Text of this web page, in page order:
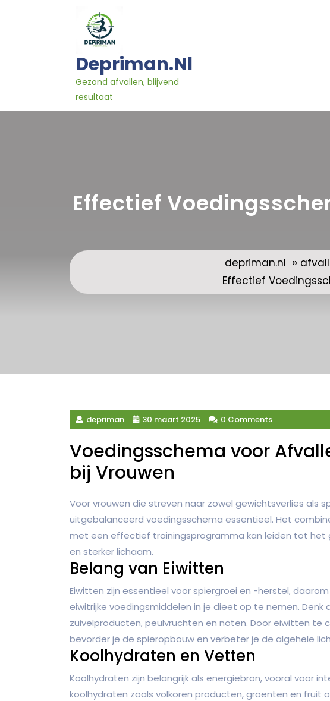
Depriman.nl
Gezond afvallen, blijvend
resultaat
Effectief
depriman.nl »
Effectief
depriman 30 maart 2025 0 Comments
Voedingsschema voor
bij Vrouwen
Voor vrouwen die streven naar zowel gewichtsverlies als
uitgebalanceerd voedingsschema essentieel. Het
met een effectief trainingsprogramma kan leiden tot het
en sterker lichaam.
Belang van Eiwitten
Eiwitten zijn essentieel voor spiergroei en -herstel,
eiwitrijke voedingsmiddelen in je dieet op te nemen. Denk
zuivelproducten, peulvruchten en noten. Door eiwitten te
bevorder je de spieropbouw en verbeter je de algehele
Koolhydraten en Vetten
Koolhydraten zijn belangrijk als energiebron, vooral voor
koolhydraten zoals volkoren producten, groenten en fruit